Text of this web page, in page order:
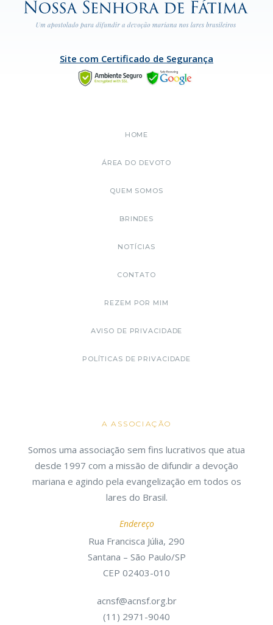
Site com Certificado de Segurança
HOME
ÁREA DO DEVOTO
QUEM SOMOS
BRINDES
NOTÍCIAS
CONTATO
REZEM POR MIM
AVISO DE PRIVACIDADE
POLÍTICAS DE PRIVACIDADE
A ASSOCIAÇÃO
Somos uma associação sem fins lucrativos que atua
desde 1997 com a missão de difundir a devoção
mariana e agindo pela evangelização em todos os
lares do Brasil.
Endereço
Rua Francisca Júlia, 290
Santana – São Paulo/SP
CEP 02403-010
acnsf@acnsf.org.br
(11) 2971-9040